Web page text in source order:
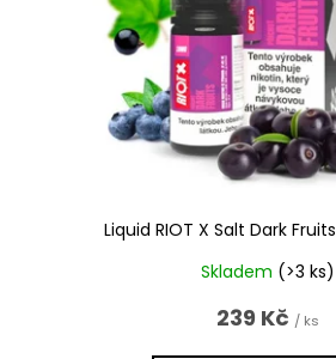
Liquid RIOT X Salt Dark
Skladem (>3 ks)
239 Kč / ks